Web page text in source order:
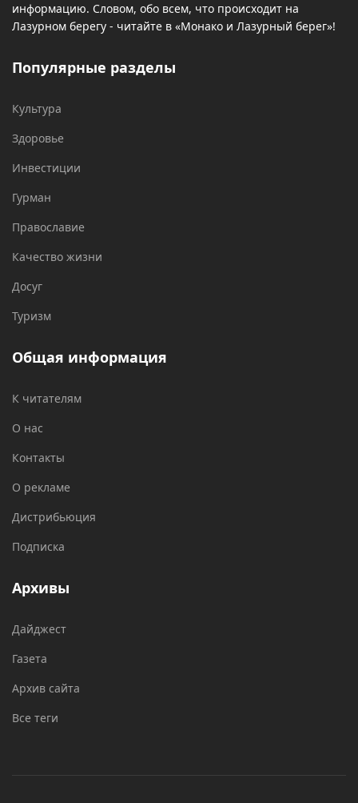
информацию. Словом, обо всем, что происходит на
Лазурном берегу - читайте в «Монако и Лазурный берег»!
Популярные разделы
Культура
Здоровье
Инвестиции
Гурман
Православие
Качество жизни
Досуг
Туризм
Общая информация
К читателям
О нас
Контакты
О рекламе
Дистрибьюция
Подписка
Архивы
Дайджест
Газета
Архив сайта
Все теги